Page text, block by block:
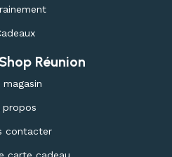
Réunion
magasin
propos
contacter